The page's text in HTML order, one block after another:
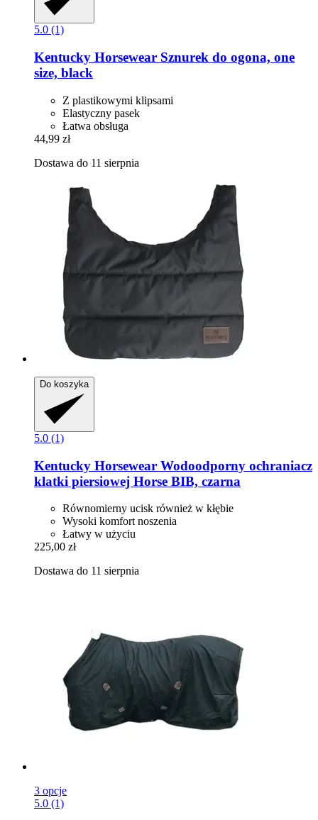
5.0 (1)
Kentucky Horsewear Sznurek do ogona, one
size, black
Z plastikowymi klipsami
Elastyczny pasek
Łatwa obsługa
44,99 zł
Dostawa do 11 sierpnia
Do koszyka
5.0 (1)
Kentucky Horsewear Wodoodporny ochraniacz
klatki piersiowej Horse BIB, czarna
Równomierny ucisk również w kłębie
Wysoki komfort noszenia
Łatwy w użyciu
225,00 zł
Dostawa do 11 sierpnia
3 opcje
5.0 (1)